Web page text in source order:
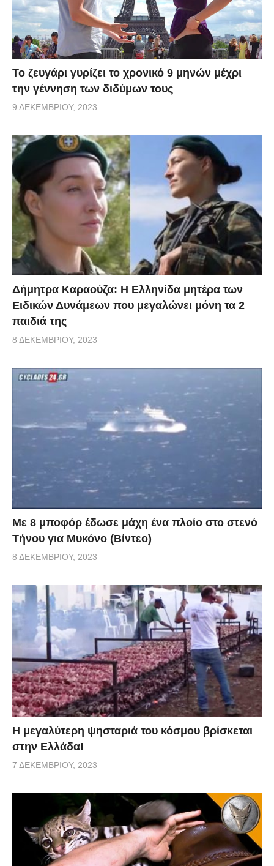
Το ζευγάρι γυρίζει το χρονικό 9 μηνών μέχρι
την γέννηση των διδύμων τους
9 ΔΕΚΕΜΒΡΊΟΥ, 2023
Δήμητρα Καραούζα: Η Ελληνίδα μητέρα των
Ειδικών Δυνάμεων που μεγαλώνει μόνη τα 2
παιδιά της
8 ΔΕΚΕΜΒΡΊΟΥ, 2023
Με 8 μποφόρ έδωσε μάχη ένα πλοίο στο στενό
Τήνου για Μυκόνο (Βίντεο)
8 ΔΕΚΕΜΒΡΊΟΥ, 2023
Η μεγαλύτερη ψησταριά του κόσμου βρίσκεται
στην Ελλάδα!
7 ΔΕΚΕΜΒΡΊΟΥ, 2023